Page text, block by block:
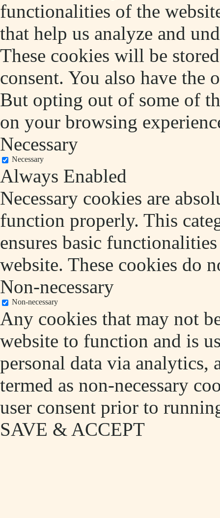
functionalities of the
that help us analyze and
These cookies will be
consent. You also have the
But opting out of some of
on your browsing
Necessary
Necessary
Always Enabled
Necessary cookies are
function properly. This
ensures basic
website. These cookies do
Non-necessary
Non-necessary
Any cookies that may not
website to function and is
personal data via analytics,
termed as non-necessary
user consent prior to
SAVE & ACCEPT